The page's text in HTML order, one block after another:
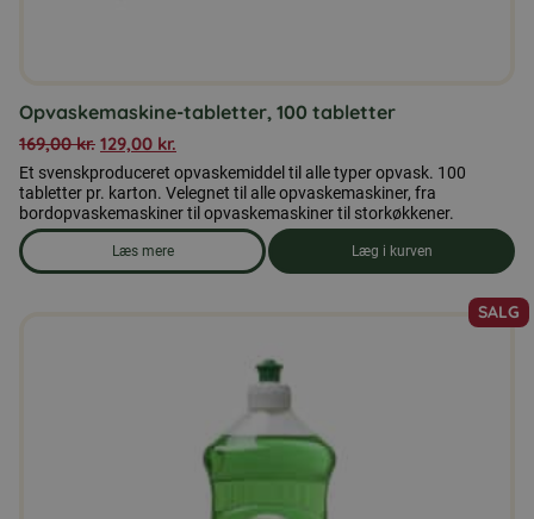
Opvaskemaskine-tabletter, 100 tabletter
169,00kr. 129,00 kr.
Et svenskproduceret opvaskemiddel til alle typer opvask. 100
tabletter pr. karton. Velegnet til alle opvaskemaskiner, fra
bordopvaskemaskiner til opvaskemaskiner til storkøkkener.
Læs mere
om produkten Opvaskemaskine-tabletter, 100 tabletter
Læg i kurven
SALG